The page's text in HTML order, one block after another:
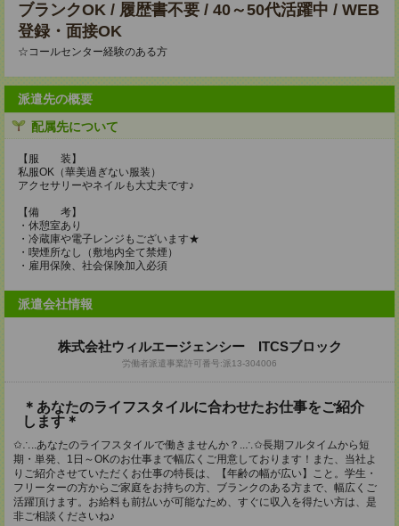
ブランクOK / 履歴書不要 / 40～50代活躍中 / WEB
登録・面接OK
☆コールセンター経験のある方
派遣先の概要
配属先について
【服 装】
私服OK（華美過ぎない服装）
アクセサリーやネイルも大丈夫です♪
【備 考】
・休憩室あり
・冷蔵庫や電子レンジもございます★
・喫煙所なし（敷地内全て禁煙）
・雇用保険、社会保険加入必須
派遣会社情報
株式会社ウィルエージェンシー ITCSブロック
労働者派遣事業許可番号:派13-304006
＊あなたのライフスタイルに合わせたお仕事をご紹介
します＊
✩∴..あなたのライフスタイルで働きませんか？..∴✩長期フルタイムから短
期・単発、1日～OKのお仕事まで幅広くご用意しております！また、当社よ
りご紹介させていただくお仕事の特長は、【年齢の幅が広い】こと。学生・
フリーターの方からご家庭をお持ちの方、ブランクのある方まで、幅広くご
活躍頂けます。お給料も前払いが可能なため、すぐに収入を得たい方は、是
非ご相談くださいね♪